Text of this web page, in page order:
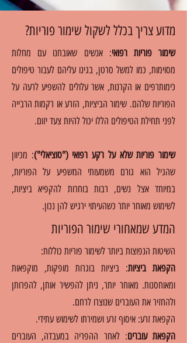
מדוע צריך בכלל לשקול שימור פוריות?
שימור פוריות רפואי: אנשים שאובחנו עם מחלות
מסוימות, כמו למשל סרטן, בגינו עליהם לעבור טיפולים
כימותרפים או הקרנות, אשר עלולים להשפיע לרעה על
הפוריות שלהם. שימור הביציות, הזרע או רקמות הרבייה
לפני תחילת הטיפולים הללו יכול להיות צעד יזום.
שימור פוריות שלא על רקע רפואי ("סוציאלי"): מכיוון
שהגיל הוא גורם משמעותי המשפיע על הפוריות,
במיוחד אצל נשים, רבות בוחרות להקפיא ביציות,
לשימוש מאוחר יותר כשהעיתוי ירגיש להן נכון.
המדע שמאחורי שימור הפוריות
השיטות הנפוצות ביותר לשימור פוריות כוללות:
הקפאת ביציות: ביציות בוגרות מופקות, מוקפאות
ומאוחסנות. מאוחר יותר, ניתן להפשיר אותן, להפרותן
ולהחזיר את העוברים שנוצרו לרחם.
הקפאת זרע: איסוף זרע ושמירתו לשימוש עתידי.
הקפאת עוברים: לאחר ההפריה במעבדה, העוברים